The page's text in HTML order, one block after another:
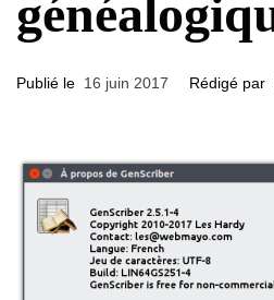
Publié le 16 juin 2017 Rédigé par